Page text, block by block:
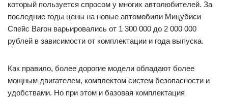
который пользуется спросом у многих автолюбителей. За
последние годы цены на новые автомобили Мицубиси
Спейс Вагон варьировались от 1 300 000 до 2 000 000
рублей в зависимости от комплектации и года выпуска.
Как правило, более дорогие модели обладают более
мощным двигателем, комплектом систем безопасности и
удобствами. Но при этом и базовая комплектация